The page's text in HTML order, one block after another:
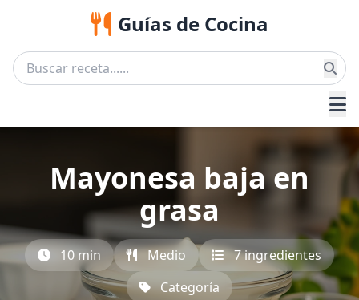
Guías de Cocina
Mayonesa baja en
grasa
10 min Medio
7 ingredientes
Categoría